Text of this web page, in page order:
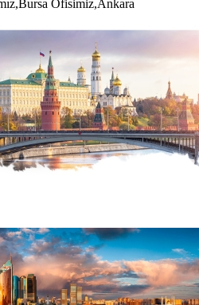
,Bursa Ofisimiz,Ankara